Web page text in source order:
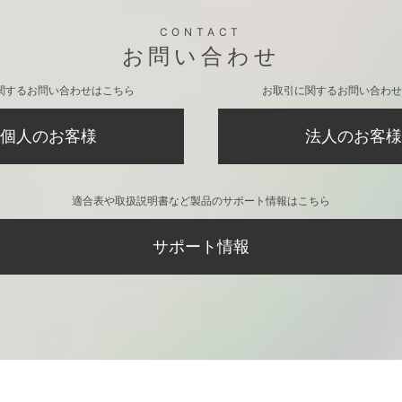
CONTACT
お問い合わせ
するお問い合わせはこちら
個人のお客様
お取引に関するお問い合わ
法人のお客様
適合表や取扱説明書など製品のサポート情報はこちら
サポート情報